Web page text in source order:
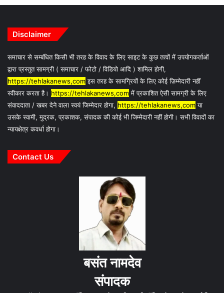
Disclaimer
समाचार से सम्बंधित किसी भी तरह के विवाद के लिए साइट के कुछ तत्वों में उपयोगकर्ताओं
द्वारा प्रस्तुत सामग्री ( समाचार / फोटो / विडियो आदि ) शामिल होगी,
https://tehlakanews,comइस तरह के सामग्रियों के लिए कोई ज़िम्मेदारी नहीं
स्वीकार करता है। https://tehlakanews,comमें प्रकाशित ऐसी सामग्री के लिए
संवाददाता / खबर देने वाला स्वयं जिम्मेदार होगा, https://tehlakanews,comया
उसके स्वामी, मुद्रक, प्रकाशक, संपादक की कोई भी जिम्मेदारी नहीं होगी। सभी विवादों का
न्यायक्षेत्र कवर्धा होगा।
Contact Us
बसंत नामदेव
संपादक